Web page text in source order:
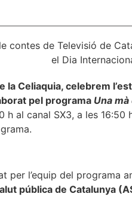
la Celiaquia, celebrem
pel programa Una
h al canal SX3, a les
per l’equip del programa
pública de Catalunya